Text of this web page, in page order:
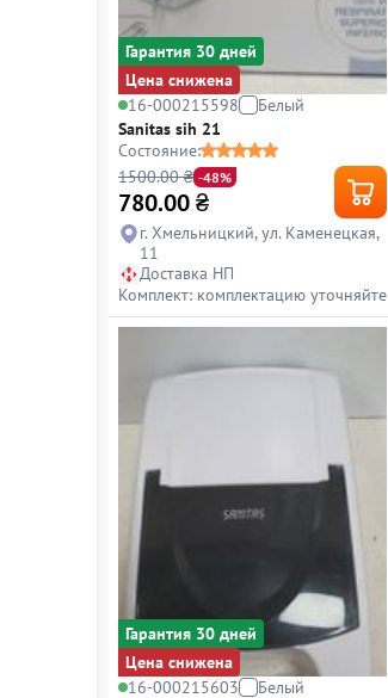
Гарантия 30 дней
Цена снижена
16-000215598
Белый
Sanitas sih 21
Состояние:
1500.00 ₴ -48%
780.00₴
г. Хмельницкий, ул. Каменецкая,
11
Доставка НП
Комплект: комплектацию уточняйте
Гарантия 30 дней
Цена снижена
16-000215603
Белый